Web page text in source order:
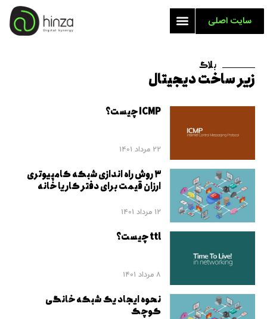
سایت اصلی
بلاگ
زیر ساخت دیجیتال
ICMP چیست؟
22 مرداد 1401
۳ روش راه اندازی شبکه کامپیوتری
ارزان قیمت برای دفتر کار یا خانه
12 مرداد 1401
ttl چیست؟
8 مرداد 1401
نحوه ایجاد یک شبکه خانگی
کوچک